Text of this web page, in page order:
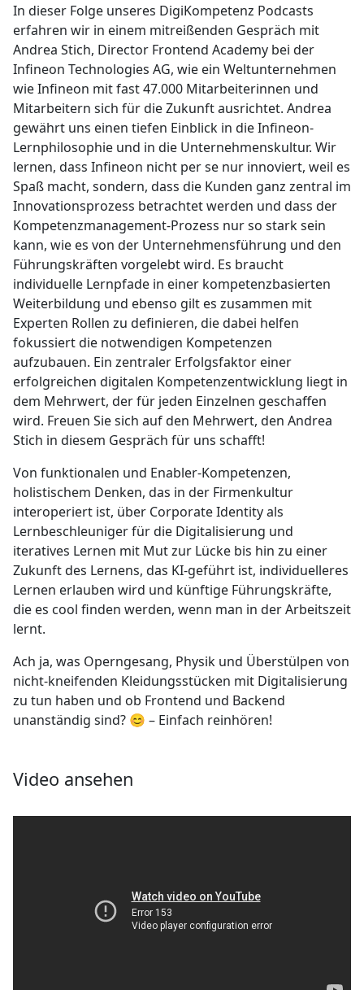
In dieser Folge unseres DigiKompetenz Podcasts
erfahren wir in einem mitreißenden Gespräch mit
Andrea Stich, Director Frontend Academy bei der
Infineon Technologies AG, wie ein Weltunternehmen
wie Infineon mit fast 47.000 Mitarbeiterinnen und
Mitarbeitern sich für die Zukunft ausrichtet. Andrea
gewährt uns einen tiefen Einblick in die Infineon-
Lernphilosophie und in die Unternehmenskultur. Wir
lernen, dass Infineon nicht per se nur innoviert, weil es
Spaß macht, sondern, dass die Kunden ganz zentral im
Innovationsprozess betrachtet werden und dass der
Kompetenzmanagement-Prozess nur so stark sein
kann, wie es von der Unternehmensführung und den
Führungskräften vorgelebt wird. Es braucht
individuelle Lernpfade in einer kompetenzbasierten
Weiterbildung und ebenso gilt es zusammen mit
Experten Rollen zu definieren, die dabei helfen
fokussiert die notwendigen Kompetenzen
aufzubauen. Ein zentraler Erfolgsfaktor einer
erfolgreichen digitalen Kompetenzentwicklung liegt in
dem Mehrwert, der für jeden Einzelnen geschaffen
wird. Freuen Sie sich auf den Mehrwert, den Andrea
Stich in diesem Gespräch für uns schafft!
Von funktionalen und Enabler-Kompetenzen,
holistischem Denken, das in der Firmenkultur
interoperiert ist, über Corporate Identity als
Lernbeschleuniger für die Digitalisierung und
iteratives Lernen mit Mut zur Lücke bis hin zu einer
Zukunft des Lernens, das KI-geführt ist, individuelleres
Lernen erlauben wird und künftige Führungskräfte,
die es cool finden werden, wenn man in der Arbeitszeit
lernt.
Ach ja, was Operngesang, Physik und Überstülpen von
nicht-kneifenden Kleidungsstücken mit Digitalisierung
zu tun haben und ob Frontend und Backend
unanständig sind? 😊 – Einfach reinhören!
Video ansehen